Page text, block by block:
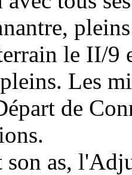
le II/9
Les
de
as,